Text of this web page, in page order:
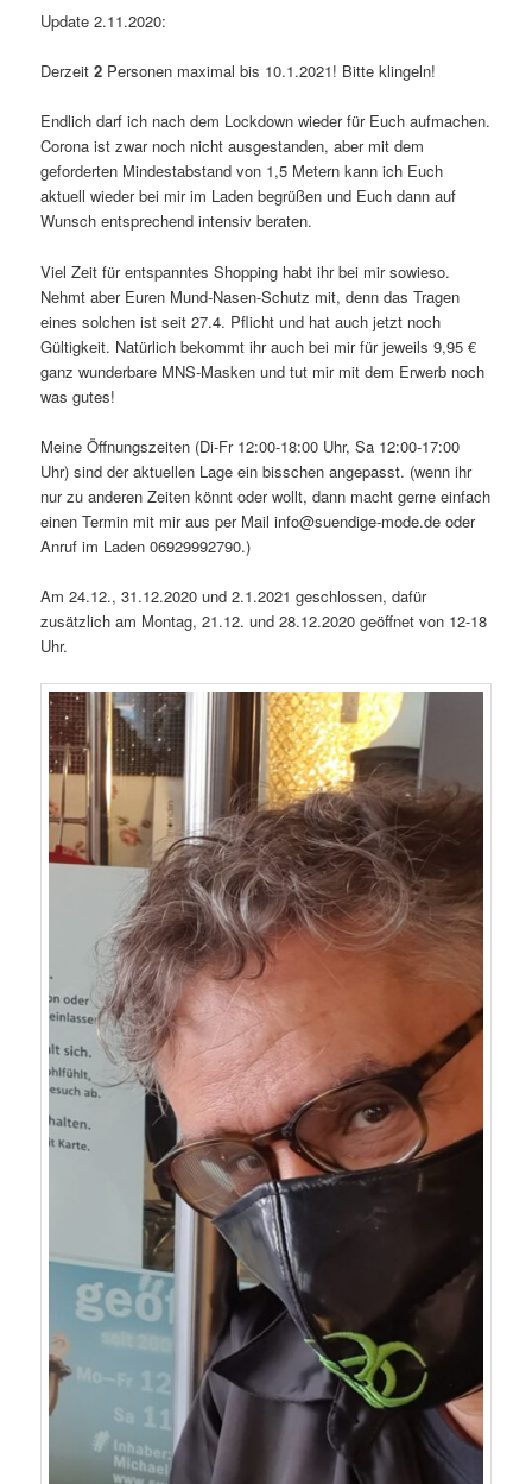
Update 2.11.2020:
Derzeit2 Personen maximal bis 10.1.2021! Bitte klingeln!
Endlich darf ich nach dem Lockdown wieder für Euch aufmachen.
Corona ist zwar noch nicht ausgestanden, aber mit dem
geforderten Mindestabstand von 1,5 Metern kann ich Euch
aktuell wieder bei mir im Laden begrüßen und Euch dann auf
Wunsch entsprechend intensiv beraten.
Viel Zeit für entspanntes Shopping habt ihr bei mir sowieso.
Nehmt aber Euren Mund-Nasen-Schutz mit, denn das Tragen
eines solchen ist seit 27.4. Pflicht und hat auch jetzt noch
Gültigkeit. Natürlich bekommt ihr auch bei mir für jeweils 9,95 €
ganz wunderbare MNS-Masken und tut mir mit dem Erwerb noch
was gutes!
Meine Öffnungszeiten (Di-Fr 12:00-18:00 Uhr, Sa 12:00-17:00
Uhr) sind der aktuellen Lage ein bisschen angepasst. (wenn ihr
nur zu anderen Zeiten könnt oder wollt, dann macht gerne einfach
einen Termin mit mir aus per Mail info@suendige-mode.de oder
Anruf im Laden 06929992790.)
Am 24.12., 31.12.2020 und 2.1.2021 geschlossen, dafür
zusätzlich am Montag, 21.12. und 28.12.2020 geöffnet von 12-18
Uhr.